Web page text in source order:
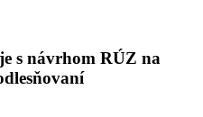
s návrhom RÚZ na